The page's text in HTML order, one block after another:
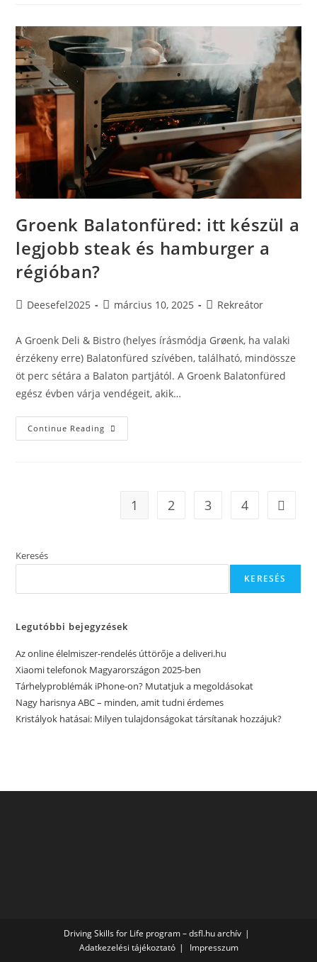
Ha
Itt
Nyaralunk?
Groenk Balatonfüred: itt készül a
legjobb steak és hamburger a
régióban?
PostDeesefel2025
Postmárcius 10, 2025
PostRekreátor
A Groenk Deli & Bistro (helyes írásmódja Grøenk, ha valaki
érzékeny erre) Balatonfüred szívében, található, mindössze
öt perc sétára a Balaton partjától. A Groenk Balatonfüred
egész évben várja vendégeit, akik…
Continue Reading Groenk
Balatonfüred:
Hamburger
1 2 3 4 Go to
Keresés
KERESÉS
Legutóbbi bejegyzések
Az online élelmiszer-rendelés úttörője a deliveri.hu
Xiaomi telefonok Magyarországon 2025-ben
Tárhelyproblémák iPhone-on? Mutatjuk a megoldásokat
Nagy harisnya ABC – minden, amit tudni érdemes
Kristályok hatásai: Milyen tulajdonságokat társítanak hozzájuk?
Driving Skills for Life program – dsfl.hu archív
Adatkezelési tájékoztató
Impresszum